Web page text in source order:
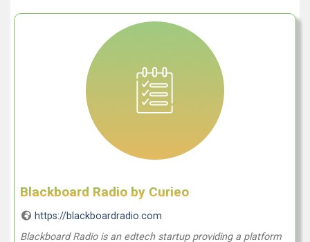
Blackboard Radio by Curieo
https://blackboardradio.com
Blackboard Radio is an edtech startup providing a platform